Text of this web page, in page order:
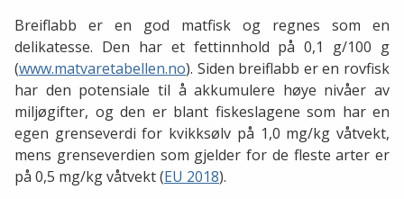
Breiflabb er en god matfisk og regnes som en
delikatesse. Den har et fettinnhold på 0,1 g/100 g
(www.matvaretabellen.no). Siden breiflabb er en rovfisk
har den potensiale til å akkumulere høye nivåer av
miljøgifter, og den er blant fiskeslagene som har en
egen grenseverdi for kvikksølv på 1,0 mg/kg våtvekt,
mens grenseverdien som gjelder for de fleste arter er
på 0,5 mg/kg våtvekt (EU 2018).